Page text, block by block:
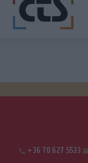
+36 70 627 5533